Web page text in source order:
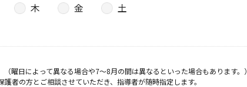
木 金
土
日によって異なる場合や7～8月の間は異なるといった場合もあります。）
者の方とご相談させていただき、指導者が随時指定します。